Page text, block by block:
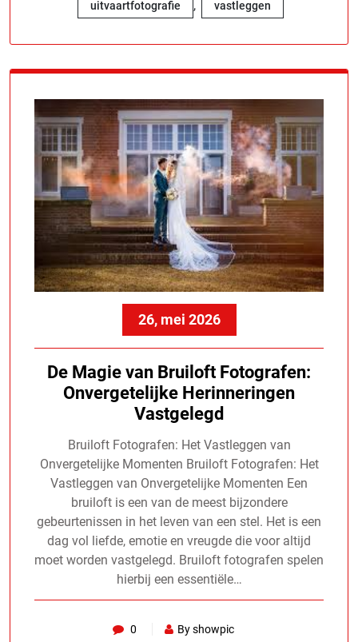
uitvaartfotografie , vastleggen
26, mei 2026
De Magie van Bruiloft Fotografen:
Onvergetelijke Herinneringen
Vastgelegd
Bruiloft Fotografen: Het Vastleggen van
Onvergetelijke Momenten Bruiloft Fotografen: Het
Vastleggen van Onvergetelijke Momenten Een
bruiloft is een van de meest bijzondere
gebeurtenissen in het leven van een stel. Het is een
dag vol liefde, emotie en vreugde die voor altijd
moet worden vastgelegd. Bruiloft fotografen spelen
hierbij een essentiële…
0 By showpic